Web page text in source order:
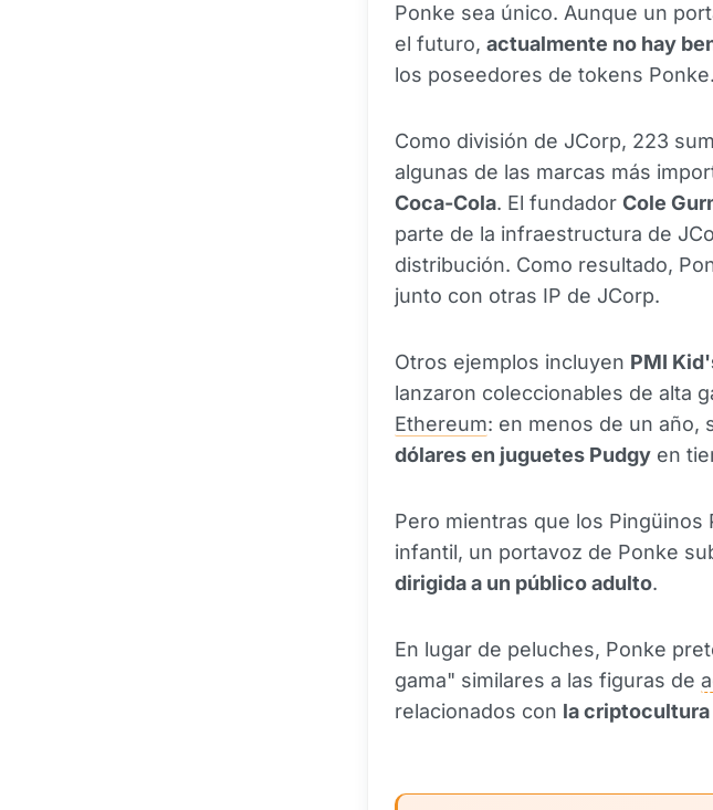
Ponke sea único. Aunque un
el futuro, actualmente no hay
los poseedores de tokens Ponke.
Como división de JCorp, 223
algunas de las marcas más
Coca-Cola. El fundador Cole
parte de la infraestructura de
distribución. Como resultado,
junto con otras IP de JCorp.
Otros ejemplos incluyen PMI
lanzaron coleccionables de alta
Ethereum: en menos de un año,
dólares en juguetes Pudgy en
Pero mientras que los
infantil, un portavoz de Ponke
dirigida a un público adulto.
En lugar de peluches, Ponke
gama" similares a las figuras de
relacionados con la